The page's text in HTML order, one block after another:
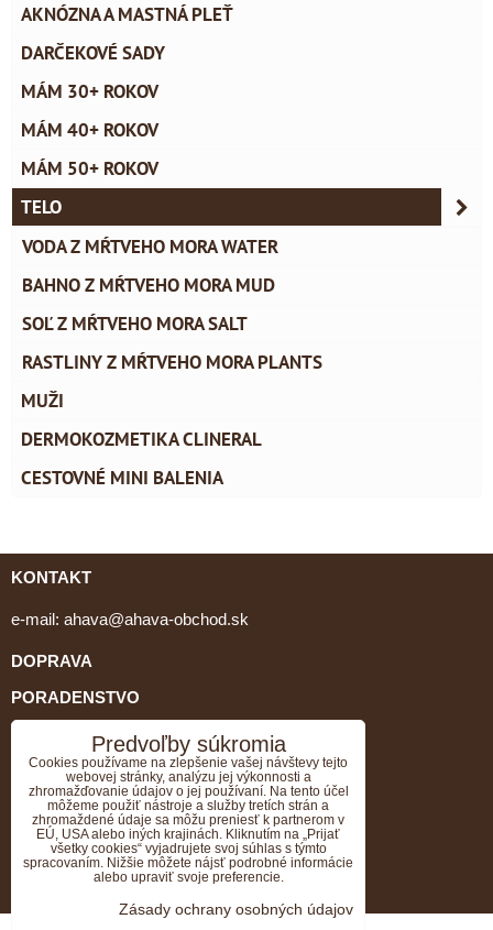
AKNÓZNA A MASTNÁ PLEŤ
DARČEKOVÉ SADY
MÁM 30+ ROKOV
MÁM 40+ ROKOV
MÁM 50+ ROKOV
TELO
VODA Z MŔTVEHO MORA WATER
BAHNO Z MŔTVEHO MORA MUD
SOĽ Z MŔTVEHO MORA SALT
RASTLINY Z MŔTVEHO MORA PLANTS
MUŽI
DERMOKOZMETIKA CLINERAL
CESTOVNÉ MINI BALENIA
KONTAKT
e-mail: ahava@ahava-obchod.sk
DOPRAVA
PORADENSTVO
tel: 0903 462 064, 034/651 79 05
VZORKY K OBJEDNÁVKE ZADARMO
Doprava ZADARMO k objednávke nad 70EUR.
OBCHODNÉ PODMIENKY
Predvoľby súkromia
Cookies používame na zlepšenie vašej návštevy tejto
webovej stránky, analýzu jej výkonnosti a
zhromažďovanie údajov o jej používaní. Na tento účel
môžeme použiť nástroje a služby tretích strán a
zhromaždené údaje sa môžu preniesť k partnerom v
EÚ, USA alebo iných krajinách. Kliknutím na „Prijať
všetky cookies“ vyjadrujete svoj súhlas s týmto
spracovaním. Nižšie môžete nájsť podrobné informácie
alebo upraviť svoje preferencie.
Zásady ochrany osobných údajov